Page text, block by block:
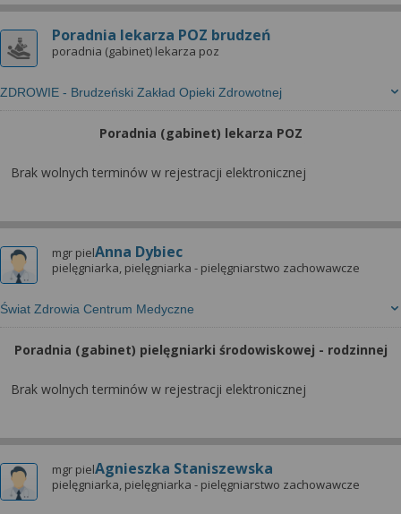
Poradnia lekarza POZ brudzeń
poradnia (gabinet) lekarza poz
ZDROWIE - Brudzeński Zakład Opieki Zdrowotnej
Poradnia (gabinet) lekarza POZ
Brak wolnych terminów w rejestracji elektronicznej
mgr pielAnna Dybiec
pielęgniarka, pielęgniarka - pielęgniarstwo zachowawcze
Świat Zdrowia Centrum Medyczne
Poradnia (gabinet) pielęgniarki środowiskowej - rodzinnej
Brak wolnych terminów w rejestracji elektronicznej
mgr pielAgnieszka Staniszewska
pielęgniarka, pielęgniarka - pielęgniarstwo zachowawcze
danych tylko w niektórych celach. Jeżeli chcesz
dowiedzieć się więcej lub chcesz przeprowadzić
konfigurację szczegółową, to możesz tego dokonać
za pomocą „Ustawień zaawansowanych”.
Więcej informacji na temat wykorzystywania
znajdziesz w Regulaminie Serwisu.